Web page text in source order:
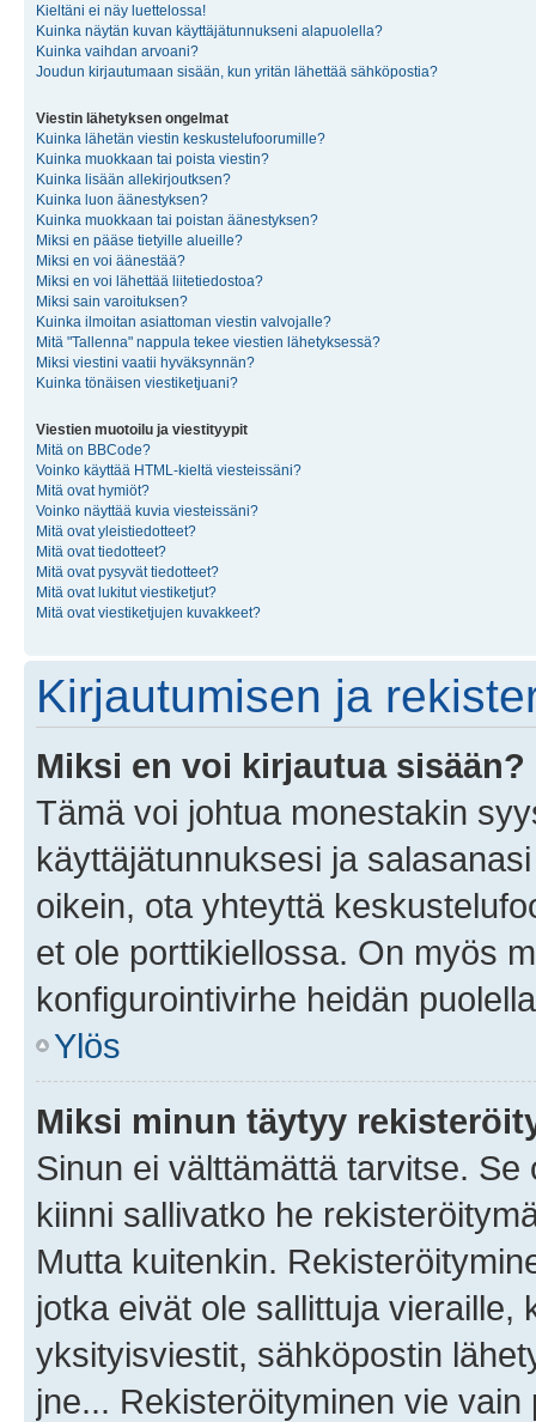
Kieltäni ei näy luettelossa!
Kuinka näytän kuvan käyttäjätunnukseni alapuolella?
Kuinka vaihdan arvoani?
Joudun kirjautumaan sisään, kun yritän lähettää sähköpostia?
Viestin lähetyksen ongelmat
Kuinka lähetän viestin keskustelufoorumille?
Kuinka muokkaan tai poista viestin?
Kuinka lisään allekirjoutksen?
Kuinka luon äänestyksen?
Kuinka muokkaan tai poistan äänestyksen?
Miksi en pääse tietyille alueille?
Miksi en voi äänestää?
Miksi en voi lähettää liitetiedostoa?
Miksi sain varoituksen?
Kuinka ilmoitan asiattoman viestin valvojalle?
Mitä "Tallenna" nappula tekee viestien lähetyksessä?
Miksi viestini vaatii hyväksynnän?
Kuinka tönäisen viestiketjuani?
Viestien muotoilu ja viestityypit
Mitä on BBCode?
Voinko käyttää HTML-kieltä viesteissäni?
Mitä ovat hymiöt?
Voinko näyttää kuvia viesteissäni?
Mitä ovat yleistiedotteet?
Mitä ovat tiedotteet?
Mitä ovat pysyvät tiedotteet?
Mitä ovat lukitut viestiketjut?
Mitä ovat viestiketjujen kuvakkeet?
Kirjautumisen ja
Miksi en voi kirjautua sisään?
Tämä voi johtua monestakin
käyttäjätunnuksesi ja
oikein, ota yhteyttä
et ole porttikiellossa. On myös
konfigurointivirhe heidän
Ylös
Miksi minun täytyy
Sinun ei välttämättä tarvitse.
kiinni sallivatko he
Mutta kuitenkin.
jotka eivät ole sallittuja vieraille,
yksityisviestit, sähköpostin
jne... Rekisteröityminen vie